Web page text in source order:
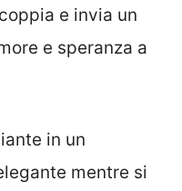
e invia un
e speranza a
in un
mentre si